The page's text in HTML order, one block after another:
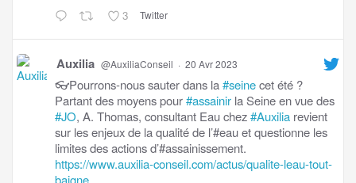
3 Twitter
Auxilia @AuxiliaConseil · 20 Avr 2023
👓Pourrons-nous sauter dans la#seinecet été ?
Partant des moyens pour#assainir la Seine en vue des
#JO, A. Thomas, consultant Eau chez#Auxilia revient
sur les enjeux de la qualité de l’#eau et questionne les
limites des actions d’#assainissement.
https://www.auxilia-conseil.com/actus/qualite-leau-tout-
baigne